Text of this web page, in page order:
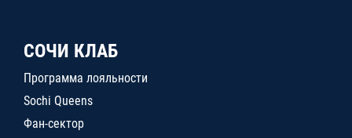
СОЧИ КЛАБ
Программа лояльности
Sochi Queens
Фан-сектор